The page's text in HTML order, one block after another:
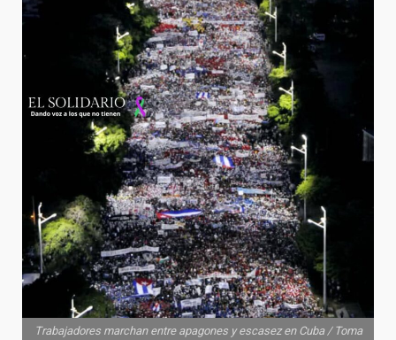
Trabajadores marchan entre apagones y escasez en Cuba / Toma